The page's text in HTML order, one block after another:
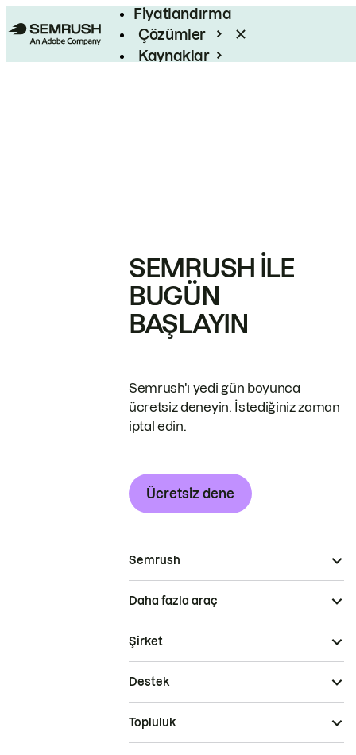
Fiyatlandırma
Çözümler
Kaynaklar
SEMRUSH ILE
BUGÜN
BAŞLAYIN
Semrush'ı yedi gün boyunca
ücretsiz deneyin. İstediğiniz zaman
iptal edin.
Ücretsiz dene
Semrush
Daha fazla araç
Şirket
Destek
Topluluk